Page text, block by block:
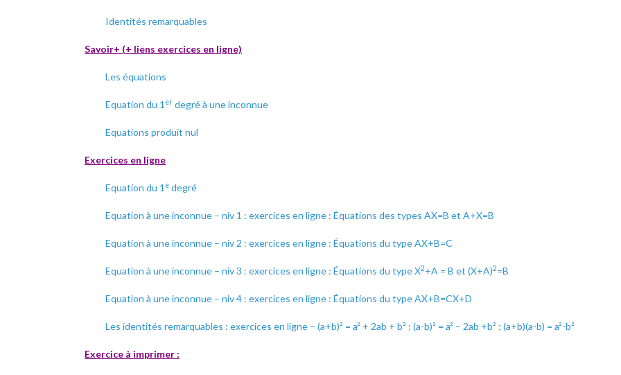
Identités remarquables
Savoir+ (+ liens exercices en ligne)
Les équations
Equation du 1 er degré à une inconnue
Equations produit nul
Exercices en ligne
Equation du 1 e degré
Equation à une inconnue – niv 1 : exercices en ligne : Équations des types AX=B et A+X=B
Equation à une inconnue – niv 2 : exercices en ligne : Équations du type AX+B=C
Equation à une inconnue – niv 3 : exercices en ligne : Équations du type X2+A = B et (X+A)2=B
Equation à une inconnue – niv 4 : exercices en ligne : Équations du type AX+B=CX+D
Les identités remarquables : exercices en ligne – (a+b)² = a² + 2ab + b² ; (a-b)² = a² – 2ab +b² ; (a+b)(a-b) = a²-b²
Exercice à imprimer :